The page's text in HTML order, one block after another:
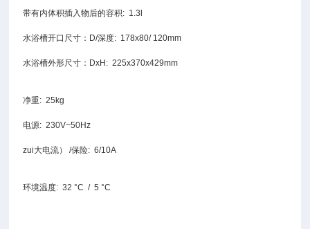
带有内体积插入物后的容积: 1.3l
水浴槽开口尺寸：D/深度: 178x80/ 120mm
水浴槽外形尺寸：DxH: 225x370x429mm
净重: 25kg
电源: 230V~50Hz
zui大电流） /保险: 6/10A
环境温度: 32 °C / 5 °C